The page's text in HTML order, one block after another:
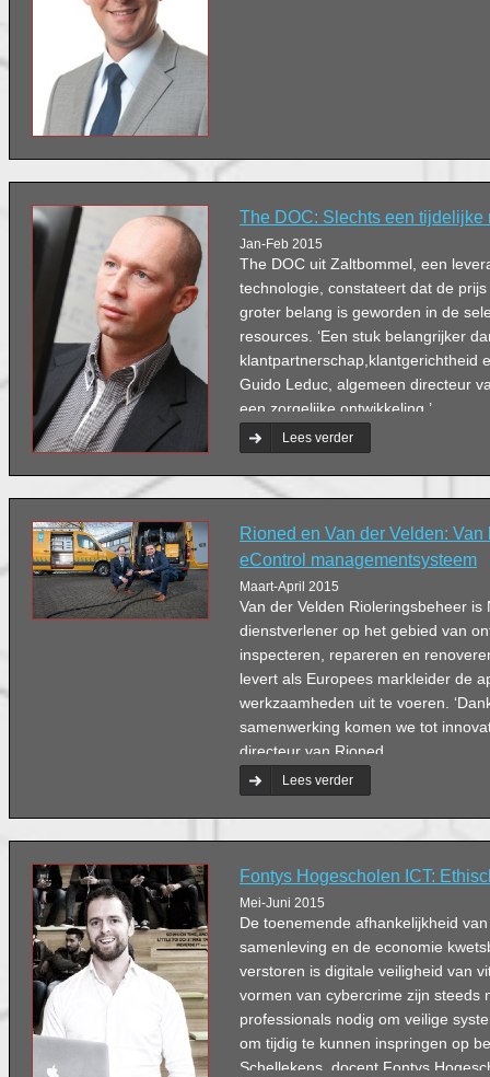
The DOC: Slechts een tijdelijke
Jan-Feb 2015
The DOC uit Zaltbommel, een
technologie, constateert dat de
groter belang is geworden in de
resources. ‘Een stuk belangrijker
klantpartnerschap,klantgerichtheid
Guido Leduc, algemeen directeur
een zorgelijke ontwikkeling.’
Lees verder
Rioned en Van der Velden: Van
eControl managementsysteem
Maart-April 2015
Van der Velden Rioleringsbeheer is
dienstverlener op het gebied van
inspecteren, repareren en
levert als Europees markleider de
werkzaamheden uit te voeren.
samenwerking komen we tot
directeur van Rioned.
Lees verder
Fontys Hogescholen ICT:
Mei-Juni 2015
De toenemende afhankelijkheid
samenleving en de economie
verstoren is digitale veiligheid van
vormen van cybercrime zijn steeds
professionals nodig om veilige
om tijdig te kunnen inspringen op
Schellekens, docent Fontys